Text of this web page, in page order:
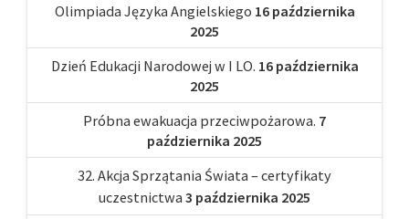
Olimpiada Języka Angielskiego 16 października
2025
Dzień Edukacji Narodowej w I LO. 16 października
2025
Próbna ewakuacja przeciwpożarowa. 7
października 2025
32. Akcja Sprzątania Świata – certyfikaty
uczestnictwa 3 października 2025